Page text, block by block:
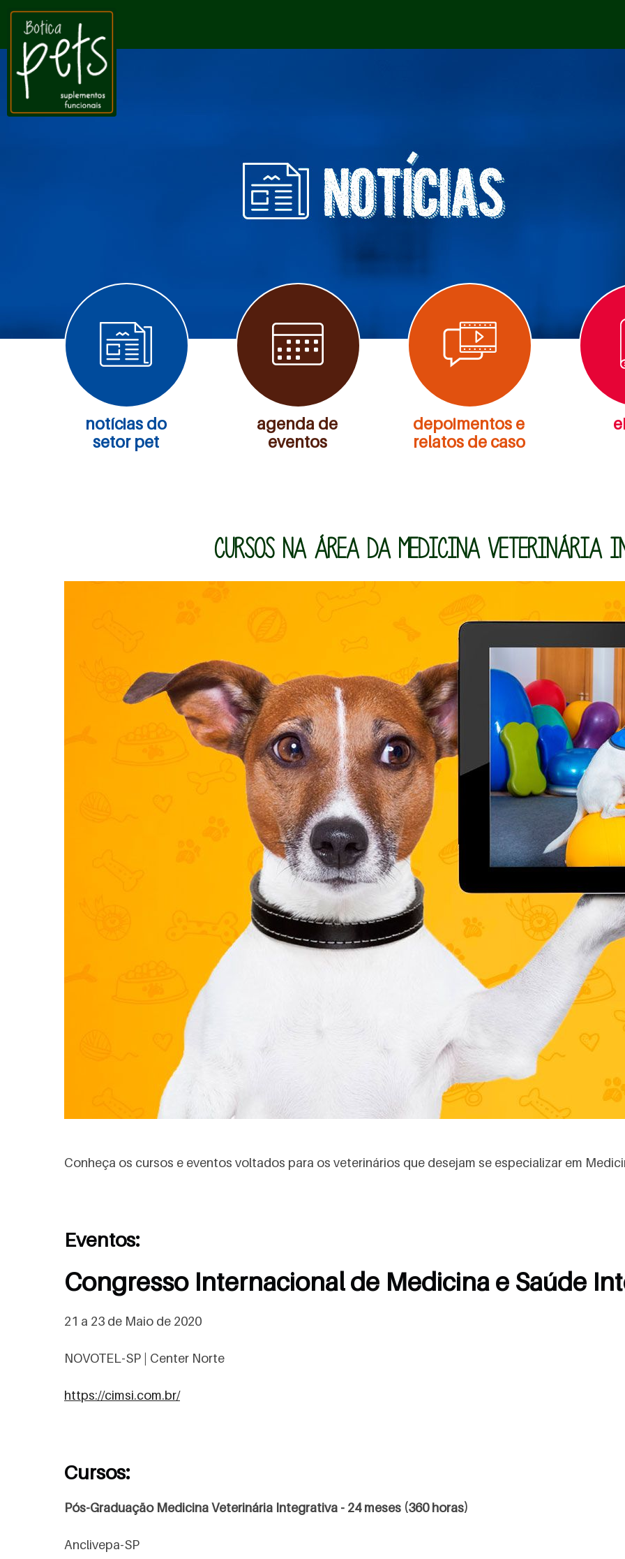
notícias do
setor pet
agenda de
eventos
depoimentos e
relatos de caso
CURSOS NA ÁREA DA MEDICINA VETERINÁRIA
Conheça os cursos e eventos voltados para os veterinários que desejam se especializar em
Eventos:
Congresso Internacional de Medicina e Saúde
21 a 23 de Maio de 2020
NOVOTEL-SP | Center Norte
https://cimsi.com.br/
Cursos:
Pós-Graduação Medicina Veterinária Integrativa - 24 meses (360 horas)
Anclivepa-SP